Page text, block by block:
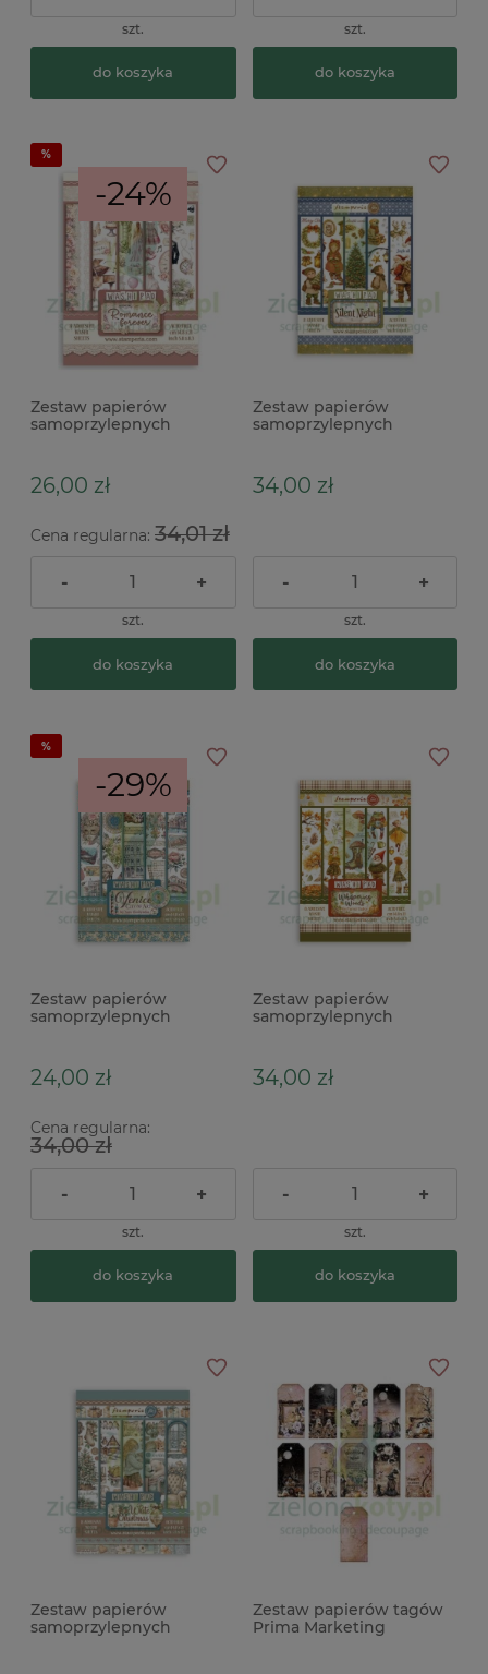
szt.
do koszyka
szt.
do koszyka
-24%
Zestaw papierów
samoprzylepnych
dodatki do wycinania
26,00 zł
Cena regularna: 34,01 zł
- +
szt.
do koszyka
Zestaw papierów
samoprzylepnych
34,00 zł
- +
szt.
do koszyka
-29%
Zestaw papierów
samoprzylepnych
24,00 zł
Cena regularna:
34,00 zł
- +
szt.
do koszyka
Zestaw papierów
samoprzylepnych
8szt
34,00 zł
- +
szt.
do koszyka
Zestaw papierów
samoprzylepnych
Zestaw papierów tagów
Prima Marketing